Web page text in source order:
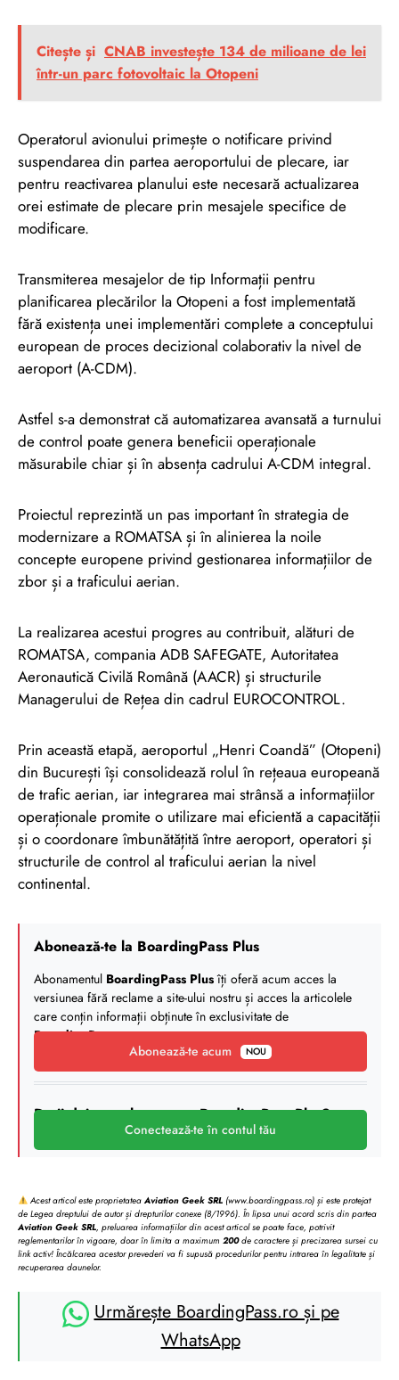
Citește și CNAB investește 134 de milioane de lei
într-un parc fotovoltaic la Otopeni
Operatorul avionului primește o notificare privind
suspendarea din partea aeroportului de plecare, iar
pentru reactivarea planului este necesară actualizarea
orei estimate de plecare prin mesajele specifice de
modificare.
Transmiterea mesajelor de tip Informații pentru
planificarea plecărilor la Otopeni a fost implementată
fără existența unei implementări complete a conceptului
european de proces decizional colaborativ la nivel de
aeroport (A-CDM).
Astfel s-a demonstrat că automatizarea avansată a turnului
de control poate genera beneficii operaționale
măsurabile chiar și în absența cadrului A-CDM integral.
Proiectul reprezintă un pas important în strategia de
modernizare a ROMATSA și în alinierea la noile
concepte europene privind gestionarea informațiilor de
zbor și a traficului aerian.
La realizarea acestui progres au contribuit, alături de
ROMATSA, compania ADB SAFEGATE, Autoritatea
Aeronautică Civilă Română (AACR) și structurile
Managerului de Rețea din cadrul EUROCONTROL.
Prin această etapă, aeroportul „Henri Coandă” (Otopeni)
din București își consolidează rolul în rețeaua europeană
de trafic aerian, iar integrarea mai strânsă a informațiilor
operaționale promite o utilizare mai eficientă a capacității
și o coordonare îmbunătățită între aeroport, operatori și
structurile de control al traficului aerian la nivel
continental.
Abonează-te la BoardingPass Plus
Abonamentul BoardingPass Plusîți oferă acum acces la
versiunea fără reclame a site-ului nostru și acces la articolele
care conțin informații obținute în exclusivitate de
BoardingPass.
Abonează-te acum
NOU
Deții deja un abonament BoardingPass Plus?
Conectează-te în contul tău
Acest articol este proprietateaAviation Geek SRL (www.boardingpass.ro) și este protejat
de Legea dreptului de autor și drepturilor conexe (8/1996). În lipsa unui acord scris din partea
Aviation Geek SRL, preluarea informațiilor din acest articol se poate face, potrivit
reglementarilor în vigoare, doar în limita a maximum 200de caractere și precizarea sursei cu
link activ! Încălcarea acestor prevederi va fi supusă procedurilor pentru intrarea în legalitate și
recuperarea daunelor.
Urmărește BoardingPass.ro și pe
WhatsApp